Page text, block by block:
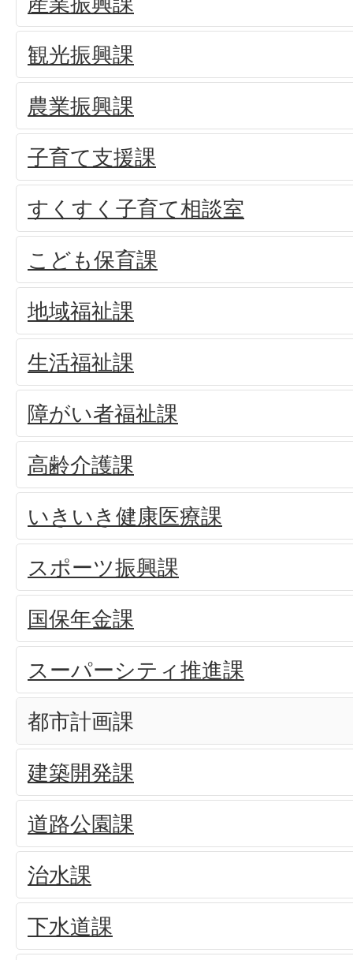
観光振興課
農業振興課
子育て支援課
すくすく子育て相談室
こども保育課
地域福祉課
生活福祉課
障がい者福祉課
高齢介護課
いきいき健康医療課
スポーツ振興課
国保年金課
スーパーシティ推進課
都市計画課
建築開発課
道路公園課
治水課
下水道課